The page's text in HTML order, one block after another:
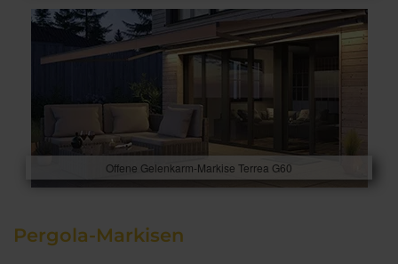
Offene Gelenkarm-Markise Terrea G60
Pergola-Markisen